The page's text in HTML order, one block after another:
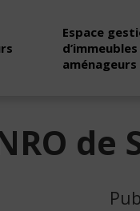
Espace
aménageurs
de